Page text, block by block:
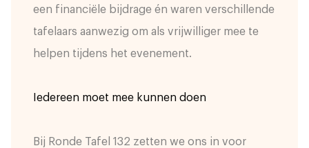
een financiële bijdrage én waren verschillende
tafelaars aanwezig om als vrijwilliger mee te
helpen tijdens het evenement.
Iedereen moet mee kunnen doen
Bij Ronde Tafel 132 zetten we ons in voor